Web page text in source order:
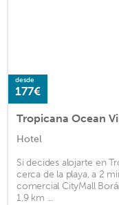
desde
177€
Tropicana Ocean
Hotel
Si decides alojarte en
cerca de la playa, a 2
comercial CityMall
1,9 km ...